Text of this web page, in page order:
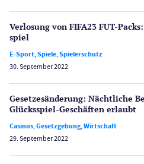
Verlosung von FIFA23 FUT-
spiel
E-Sport,Spiele,Spielerschutz
30. September 2022
Gesetzes­änderung: Nächtliche
Glücksspiel-Geschäften erlaubt
Casinos,Gesetzgebung,Wirtschaft
29. September 2022